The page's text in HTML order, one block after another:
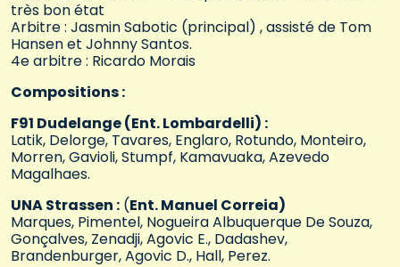
très bon état
Arbitre : Jasmin Sabotic (principal) , assisté de Tom
Hansen et Johnny Santos.
4e arbitre : Ricardo Morais
Compositions :
F91 Dudelange (Ent. Lombardelli) :
Latik, Delorge, Tavares, Englaro, Rotundo, Monteiro,
Morren, Gavioli, Stumpf, Kamavuaka, Azevedo
Magalhaes.
UNA Strassen : (Ent. Manuel Correia)
Marques, Pimentel, Nogueira Albuquerque De Souza,
Gonçalves, Zenadji, Agovic E., Dadashev,
Brandenburger, Agovic D., Hall, Perez.